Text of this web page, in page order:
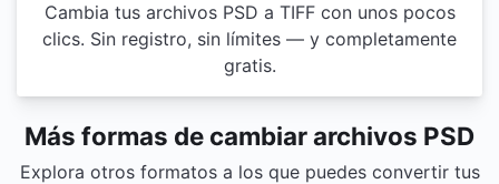
Cambia tus archivos PSD a TIFF con unos pocos
clics. Sin registro, sin límites — y completamente
gratis.
Más formas de cambiar archivos PSD
Explora otros formatos a los que puedes convertir tus